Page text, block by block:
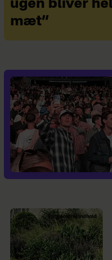
ugen bliver
mæt”
Sponsoreret indhold